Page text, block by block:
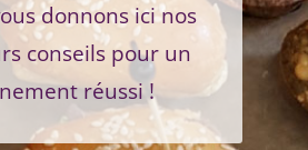
donnons ici nos
conseils pour un
réussi !